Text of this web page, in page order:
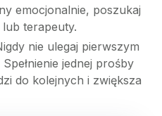
emocjonalnie, poszukaj
terapeuty.
nie ulegaj pierwszym
jednej prośby
do kolejnych i zwiększa